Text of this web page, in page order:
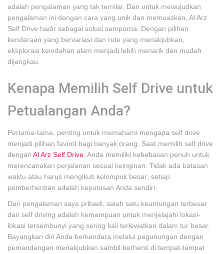
adalah pengalaman yang tak ternilai. Dan untuk mewujudkan
pengalaman ini dengan cara yang unik dan memuaskan, Al Arz
Self Drive hadir sebagai solusi sempurna. Dengan pilihan
kendaraan yang bervariasi dan rute yang menakjubkan,
eksplorasi keindahan alam menjadi lebih menarik dan mudah
dijangkau.
Kenapa Memilih Self Drive untuk
Petualangan Anda?
Pertama-tama, penting untuk memahami mengapa self drive
menjadi pilihan favorit bagi banyak orang. Saat memilih self drive
dengan Al Arz Self Drive , Anda memiliki kebebasan penuh untuk
merencanakan perjalanan sesuai keinginan. Tidak ada batasan
waktu atau harus mengikuti kelompok besar; setiap
pemberhentian adalah keputusan Anda sendiri.
Dari pengalaman saya pribadi, salah satu keuntungan terbesar
dari self driving adalah kemampuan untuk menjelajahi lokasi-
lokasi tersembunyi yang sering kali terlewatkan dalam tur besar.
Bayangkan diri Anda berkendara melalui pegunungan dengan
pemandangan menakjubkan sambil berhenti di tempat-tempat